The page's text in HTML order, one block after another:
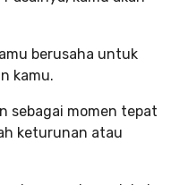
berusaha untuk
kamu.
sebagai momen tepat
keturunan atau